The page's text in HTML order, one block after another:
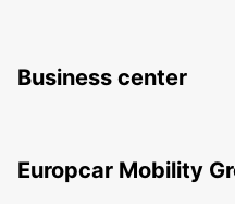
Business center
Europcar Mobility